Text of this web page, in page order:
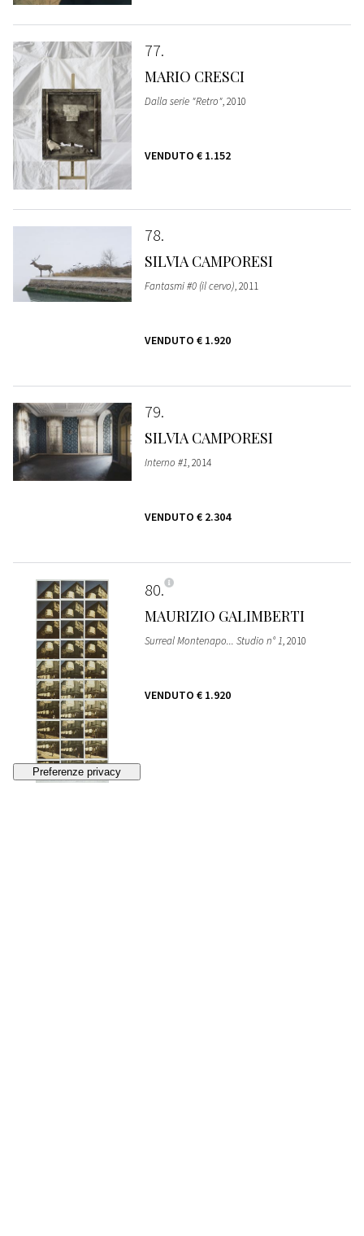
77
MARIO CRESCI
Dalla serie "Retro", 2010
VENDUTO € 1.152
78
SILVIA CAMPORESI
Fantasmi #0 (il cervo), 2011
VENDUTO € 1.920
79
SILVIA CAMPORESI
Interno #1, 2014
VENDUTO € 2.304
80
MAURIZIO GALIMBERTI
Surreal Montenapo... Studio n° 1, 2010
VENDUTO € 1.920